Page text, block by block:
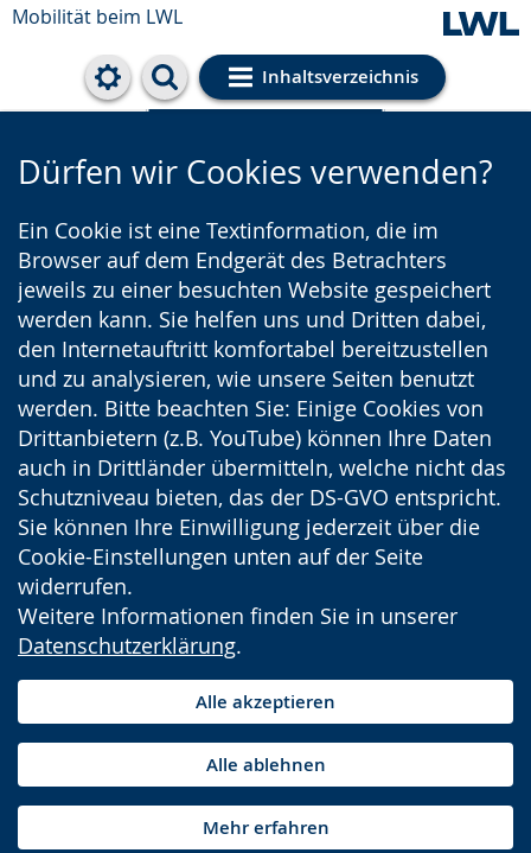
Mobilität beim LWL
Inhaltsverzeichnis
Cookie-Einstellungen
Dürfen wir Cookies verwenden?
Ein Cookie ist eine Textinformation, die im
Browser auf dem Endgerät des Betrachters
jeweils zu einer besuchten Website gespeichert
werden kann. Sie helfen uns und Dritten dabei,
den Internetauftritt komfortabel bereitzustellen
und zu analysieren, wie unsere Seiten benutzt
werden. Bitte beachten Sie: Einige Cookies von
Drittanbietern (z.B. YouTube) können Ihre Daten
auch in Drittländer übermitteln, welche nicht das
Schutzniveau bieten, das der DS-GVO entspricht.
Sie können Ihre Einwilligung jederzeit über die
Cookie-Einstellungen unten auf der Seite
widerrufen.
Weitere Informationen finden Sie in unserer
Datenschutzerklärung.
Alle akzeptieren
Alle ablehnen
Mehr erfahren